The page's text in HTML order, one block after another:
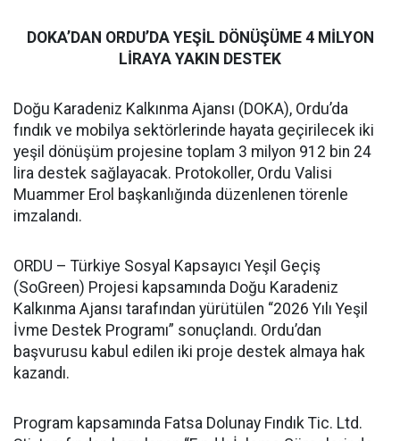
DOKA’DAN ORDU’DA YEŞİL DÖNÜŞÜME 4 MİLYON
LİRAYA YAKIN DESTEK
Doğu Karadeniz Kalkınma Ajansı (DOKA), Ordu’da
fındık ve mobilya sektörlerinde hayata geçirilecek iki
yeşil dönüşüm projesine toplam 3 milyon 912 bin 24
lira destek sağlayacak. Protokoller, Ordu Valisi
Muammer Erol başkanlığında düzenlenen törenle
imzalandı.
ORDU – Türkiye Sosyal Kapsayıcı Yeşil Geçiş
(SoGreen) Projesi kapsamında Doğu Karadeniz
Kalkınma Ajansı tarafından yürütülen “2026 Yılı Yeşil
İvme Destek Programı” sonuçlandı. Ordu’dan
başvurusu kabul edilen iki proje destek almaya hak
kazandı.
Program kapsamında Fatsa Dolunay Fındık Tic. Ltd.